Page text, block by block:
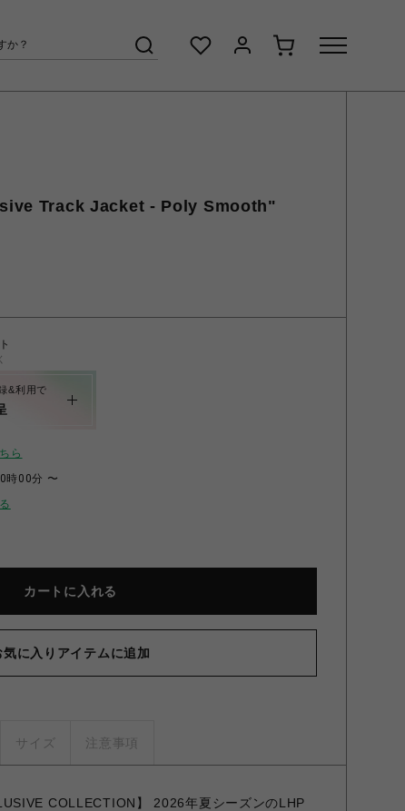
Track Jacket - Poly Smooth"
&利用で
ら
時00分 〜
カートに入れる
気に入りアイテムに追加
サイズ 注意事項
COLLECTION】 2026年夏シーズンのLHP